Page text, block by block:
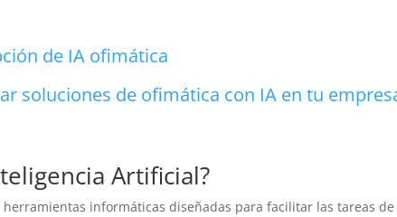
de IA ofimática
soluciones de ofimática con IA en tu
Artificial?
informáticas diseñadas para facilitar las tareas de